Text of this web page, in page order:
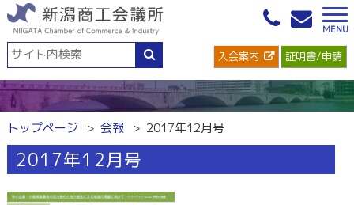
入会案内 証明書/申請
トップページ 会報 2017年12月号
2017年12月号